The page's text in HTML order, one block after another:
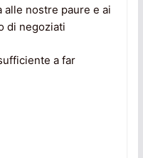
alle nostre paure e ai
di negoziati
a far